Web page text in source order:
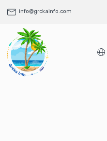
info@grckainfo.com